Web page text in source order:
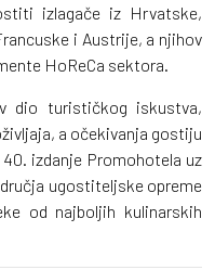
izlagače iz Hrvatske,
i Austrije, a njihov
HoReCa sektora.
dio turističkog iskustva,
a očekivanja gostiju
izdanje Promohotela uz
ugostiteljske opreme
od najboljih kulinarskih